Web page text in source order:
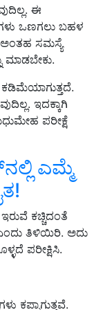
ಈ
ಒಣಗಲು ಬಹಳ
ಅಂತಹ ಸಮಸ್ಯೆ
ಮಾಡಬೇಕು.
ಇದಕ್ಕಾಗಿ
ಪರೀಕ್ಷೆ
ಎಮ್ಮೆ
ಕಚ್ಚಿದಂತೆ
ತಿಳಿಯಿರಿ. ಅದು
ಪರೀಕ್ಷಿಸಿ.
ಕಪ್ಪಾಗುತ್ತವೆ.